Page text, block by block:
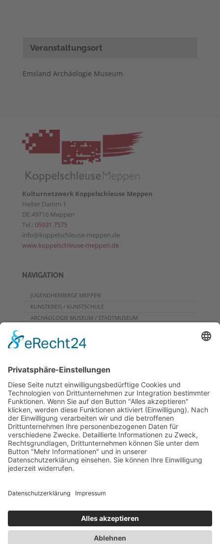
Veranstaltungsort
Emsland Archäologie Museum
Kulturnetzwerk Koppelschleuse Meppen
Helter Damm 1
DE 49716 Meppen
Tel.: 05931 7575
info@koppelschleuse-meppen.de
www.koppelschleuse-meppen.de
NAVIGATION
JUGENDHERBERGE MEPPEN
KUNSTKREIS / KUNSTSCHULE
ARCHÄOLOGIE MUSEUM / STADTMUSEUM
PROGRAMME FÜR GRUPPEN
DOWNLOADS
PROGRAMMHEFT
GRUPPENPROGRAMME
NEWSLETTER
RUNDFLUG
ARCHIV
KONTAKT